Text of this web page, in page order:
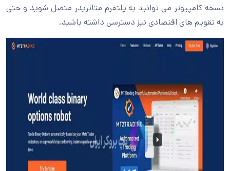
نسخه کامپیوتر می توانید به پلتفرم متاتریدر متصل شوید و حتی
به تقویم های اقتصادی نیز دسترسی داشته باشید.